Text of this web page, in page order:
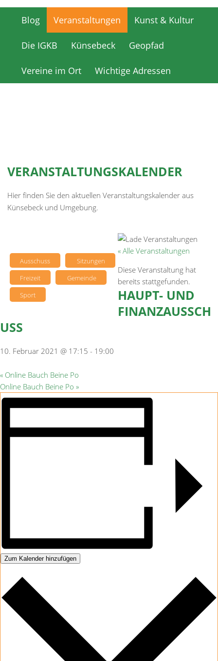
Blog Veranstaltungen Kunst & Kultur
Die IGKB Künsebeck Geopfad
Vereine im Ort Wichtige Adressen
VERANSTALTUNGSKALENDER
Hier finden Sie den aktuellen Veranstaltungskalender aus
Künsebeck und Umgebung.
Ausschuss
Sitzungen
Freizeit
Gemeinde
Sport
« Alle Veranstaltungen
Diese Veranstaltung hat
bereits stattgefunden.
HAUPT- UND
FINANZAUSSCH
USS
10. Februar 2021 @ 17:15 - 19:00
« Online Bauch Beine Po
Online Bauch Beine Po »
Zum Kalender hinzufügen